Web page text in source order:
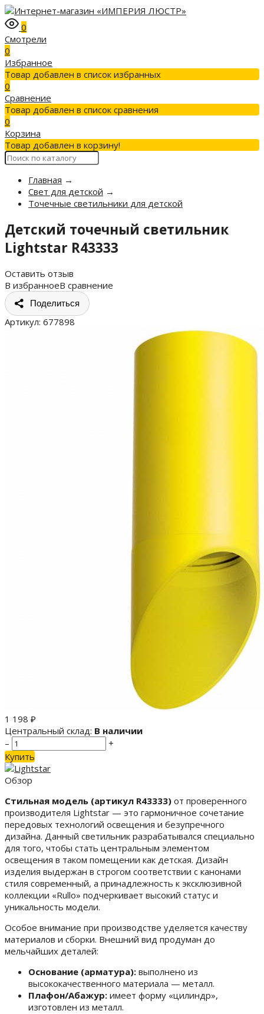
0
Смотрели
0
Избранное
Товар добавлен в список избранных
0
Сравнение
Товар добавлен в список сравнения
0
Корзина
Товар добавлен в корзину!
Главная →
Свет для детской →
Точечные светильники для детской
Детский точечный светильник
Lightstar R43333
Оставить отзыв
В избранноеВ сравнение
Поделиться
Артикул: 677898
1 198 ₽
Центральный склад: В наличии
–
+
Купить
Обзор
Стильная модель (артикул R43333) от проверенного
производителя Lightstar — это гармоничное сочетание
передовых технологий освещения и безупречного
дизайна. Данный светильник разрабатывался специально
для того, чтобы стать центральным элементом
освещения в таком помещении как детская. Дизайн
изделия выдержан в строгом соответствии с канонами
стиля современный, а принадлежность к эксклюзивной
коллекции «Rullo» подчеркивает высокий статус и
уникальность модели.
Особое внимание при производстве уделяется качеству
материалов и сборки. Внешний вид продуман до
мельчайших деталей:
Основание (арматура): выполнено из
высококачественного материала — металл.
Плафон/Абажур: имеет форму «цилиндр»,
изготовлен из металл.